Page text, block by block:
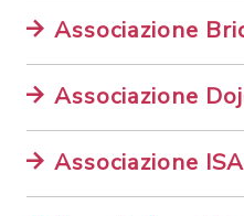
Associazione
Associazione
Associazione